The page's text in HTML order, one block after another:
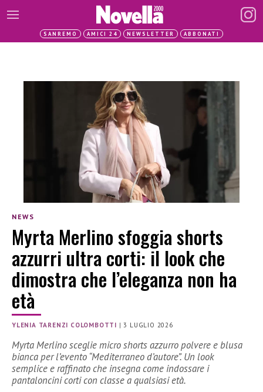
SANREMO AMICI 24 NEWSLETTER ABBONATI
NEWS
Myrta Merlino sfoggia shorts
azzurri ultra corti: il look che
dimostra che l’eleganza non ha
età
YLENIA TARENZI COLOMBOTTI |3 LUGLIO 2026
Myrta Merlino sceglie micro shorts azzurro polvere e blusa
bianca per l’evento “Mediterraneo d’autore”. Un look
semplice e raffinato che insegna come indossare i
pantaloncini corti con classe a qualsiasi età.